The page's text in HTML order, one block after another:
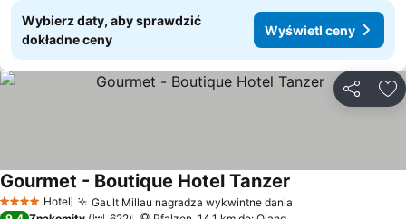
Wybierz daty, aby sprawdzić
dokładne ceny
Wyświetl ceny
4 KategoriaHotel Gault Millau nagradza wykwintne dania
Gourmet - Boutique Hotel Tanzer